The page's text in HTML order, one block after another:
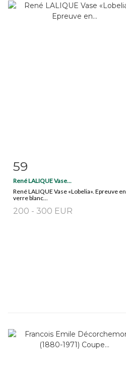
Item detail
59
René LALIQUE Vase...
René LALIQUE Vase «Lobelia». Epreuve en
verre blanc...
200 - 300 EUR